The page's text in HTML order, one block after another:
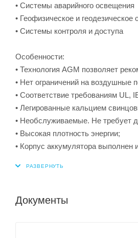
• Системы аварийного освещения
• Геофизическое и геодезическое
• Системы контроля и доступа
Особенности:
• Технология AGM позволяет
• Нет ограничений на воздушные
• Соответствие требованиям UL,
• Легированные кальцием
• Необслуживаемые. Не требует
• Высокая плотность энергии;
• Корпус аккумулятора выполнен
Документы